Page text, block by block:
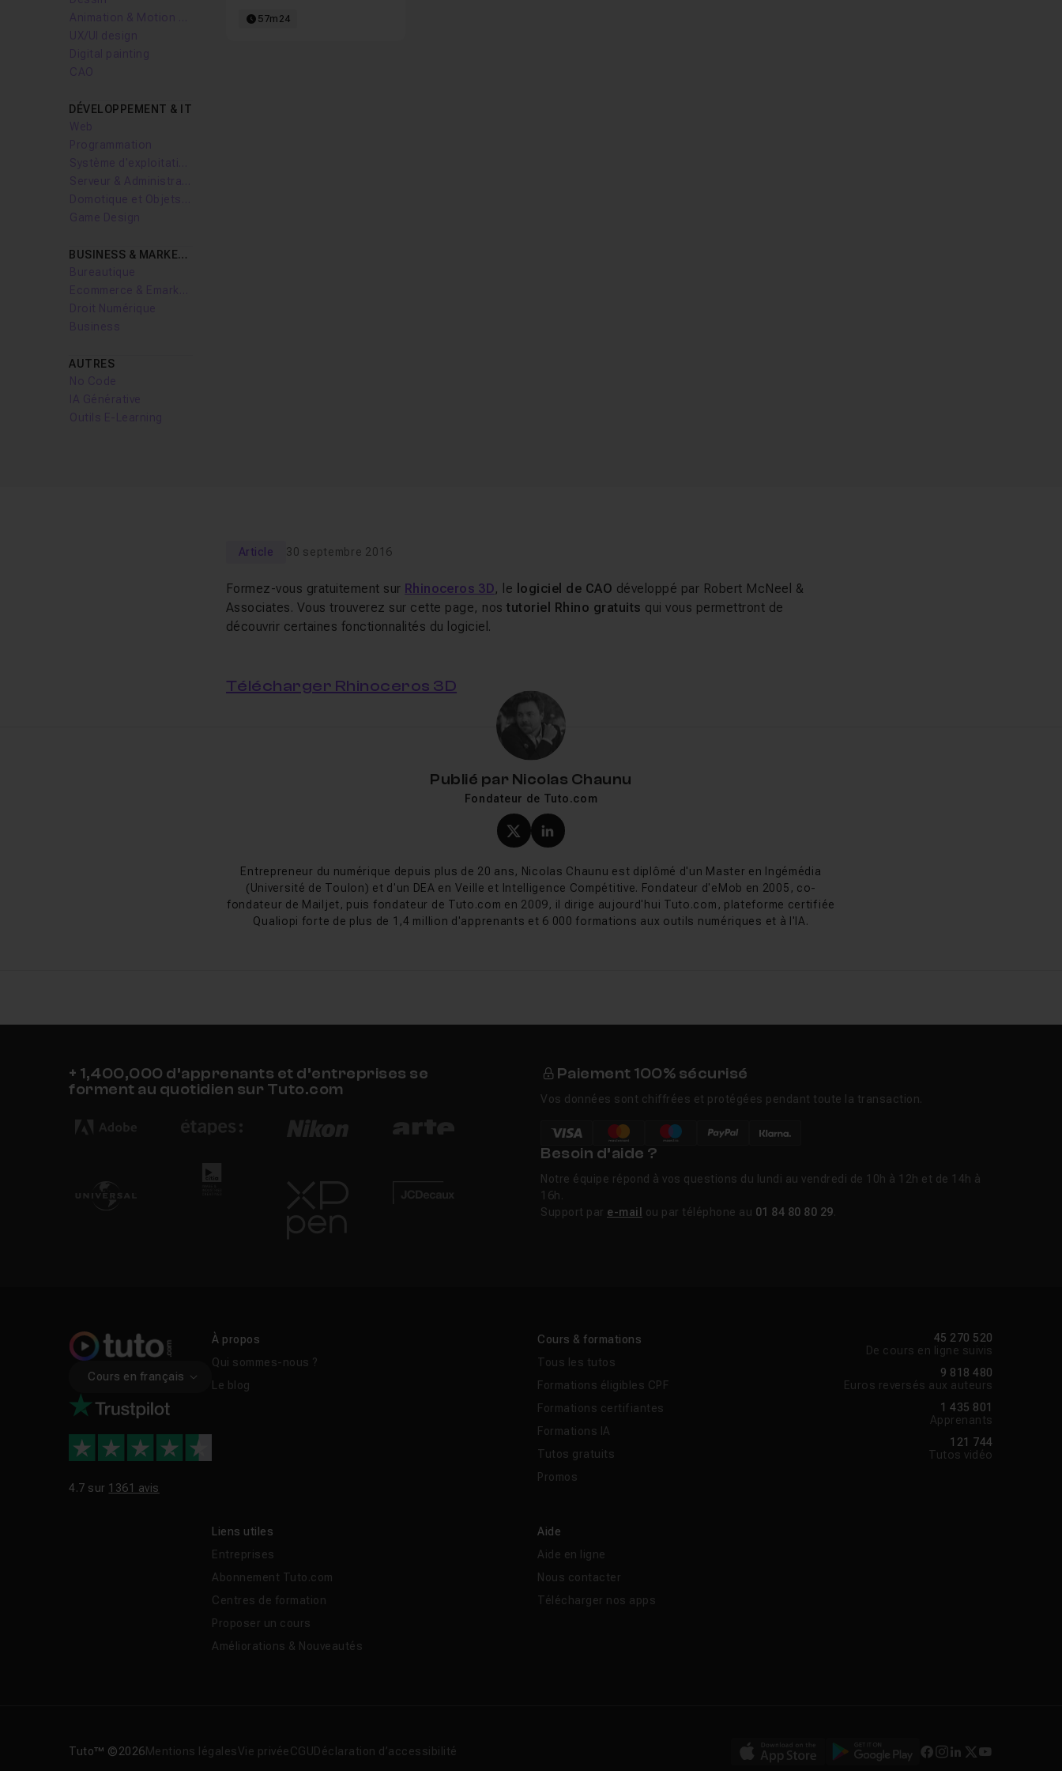
UX/UI design
Digital painting
CAO
DÉVELOPPEMENT & IT
Web
Programmation
Game Design
BUSINESS & MARKETING
Bureautique
Droit Numérique
Business
AUTRES
No Code
IA Générative
Outils E-Learning
57m24
Article 30 septembre 2016
Formez-vous gratuitement sur Rhinoceros 3D, le logiciel de CAO développé par Robert McNeel &
Associates. Vous trouverez sur cette page, nostutoriel Rhino gratuits qui vous permettront de
découvrir certaines fonctionnalités du logiciel.
Télécharger Rhinoceros 3D
Publié par Nicolas Chaunu
Fondateur de Tuto.com
Profil X (twitter) de Nicolas Chaunu
Profil LinkedIn de Nicolas Chaunu
Entrepreneur du numérique depuis plus de 20 ans, Nicolas Chaunu est diplômé d'un Master en Ingémédia
(Université de Toulon) et d'un DEA en Veille et Intelligence Compétitive. Fondateur d'eMob en 2005, co-
fondateur de Mailjet, puis fondateur de Tuto.com en 2009, il dirige aujourd'hui Tuto.com, plateforme certifiée
Qualiopi forte de plus de 1,4 million d'apprenants et 6 000 formations aux outils numériques et à l'IA.
+ 1,400,000 d’apprenants et d’entreprises se
forment au quotidien sur Tuto.com
Paiement 100% sécurisé
Vos données sont chiffrées et protégées pendant toute la transaction.
Besoin d’aide ?
Notre équipe répond à vos questions du lundi au vendredi de 10h à 12h et de 14h à
16h.
Support par e-mail ou par téléphone au 01 84 80 80 29
Cours en français
4.7 sur 1361 avis
À propos
Qui sommes-nous ?
Le blog
Cours & formations
Tous les tutos
Formations éligibles CPF
Formations certifiantes
Formations IA
Tutos gratuits
Promos
Liens utiles
Entreprises
Abonnement Tuto.com
Centres de formation
Proposer un cours
Améliorations & Nouveautés
Aide
Aide en ligne
Nous contacter
Télécharger nos apps
45 270 520
De cours en ligne suivis
9 818 480
Euros reversés aux auteurs
1 435 801
Apprenants
121 744
Tutos vidéo
Tuto™ ©2026Mentions légalesVie privéeCGU Déclaration d’accessibilité